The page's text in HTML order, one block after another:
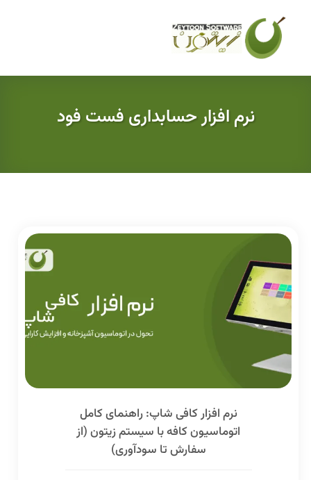
نرم افزار حسابداری فست فود
نرم افزار کافی شاپ: راهنمای کامل
اتوماسیون کافه با سیستم زیتون (از
سفارش تا سودآوری)